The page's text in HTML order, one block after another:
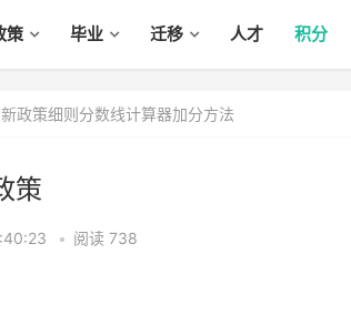
策 毕业 迁移 人才 积分
政策细则分数线计算器加分方法
策
• 阅读 738